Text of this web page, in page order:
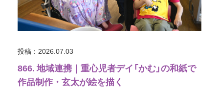
投稿：2026.07.03
866. 地域連携｜重心児者デイ「かむ」の和紙で
作品制作・玄太が絵を描く